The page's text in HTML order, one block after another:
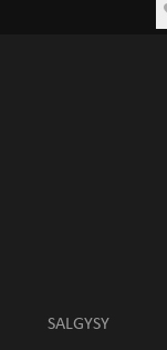
SALGYSY